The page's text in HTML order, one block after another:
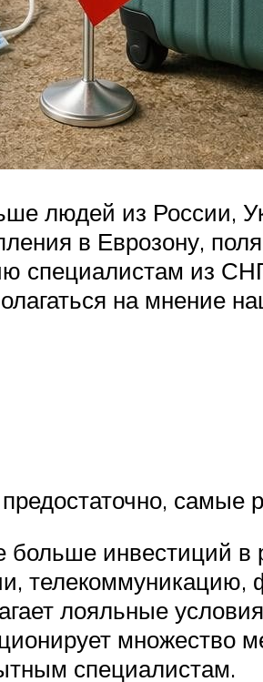
людей из России,
в Еврозону,
специалистам из
на мнение
самые
больше инвестиций
телекоммуникацию,
лояльные
множество
специалистам.